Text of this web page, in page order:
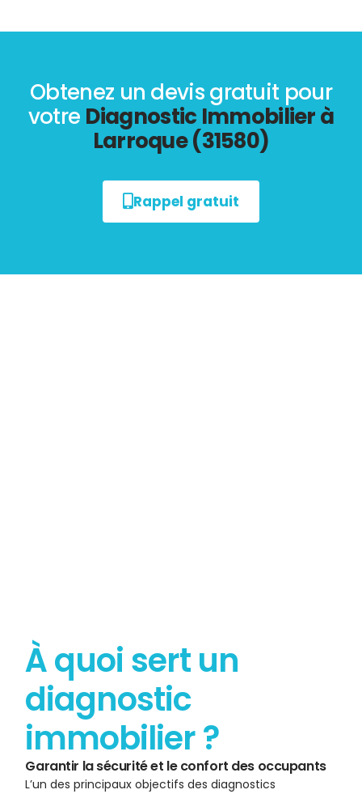
Obtenez un devis gratuit pour
votre Diagnostic Immobilier à
Larroque (31580)
Rappel gratuit
À quoi sert un
diagnostic
immobilier ?
Garantir la sécurité et le confort des occupants
L’un des principaux objectifs des diagnostics